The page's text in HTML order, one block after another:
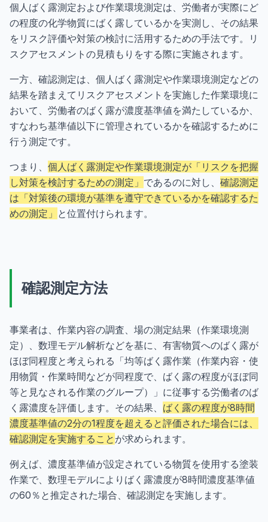
個人ばく露測定および作業環境測定は、労働者が実際にど
の程度の化学物質にばく露しているかを実測し、その結果
をリスク評価や対策の検討に活用するための手法です。リ
スクアセスメントの見積もりをする際に実施されます。
一方、確認測定は、個人ばく露測定や作業環境測定などの
結果を踏まえてリスクアセスメントを実施した作業環境に
おいて、労働者のばく露が濃度基準値を満たしているか、
すなわち基準値以下に管理されているかを確認するために
行う測定です。
つまり、 個人ばく露測定や作業環境測定が「リスクを把握
し対策を検討するための測定」 であるのに対し、 確認測定
は「対策後の環境が基準を遵守できているかを確認するた
めの測定」 と位置付けられます。
確認測定方法
事業者は、作業内容の調査、場の測定結果（作業環境測
定）、数理モデル解析などを基に、有害物質へのばく露が
ほぼ同程度と考えられる「均等ばく露作業（作業内容・使
用物質・作業時間などが同程度で、ばく露の程度がほぼ同
等と見なされる作業のグループ）」に従事する労働者のば
く露濃度を評価します。その結果、 ばく露の程度が8時間
濃度基準値の2分の1程度を超えると評価された場合には、
確認測定を実施すること が求められます。
例えば、濃度基準値が設定されている物質を使用する塗装
作業で、数理モデルによりばく露濃度が8時間濃度基準値
の60％と推定された場合、確認測定を実施します。